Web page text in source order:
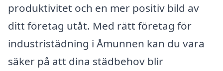
produktivitet och en mer positiv bild av
ditt företag utåt. Med rätt företag för
industristädning i Åmunnen kan du vara
säker på att dina städbehov blir